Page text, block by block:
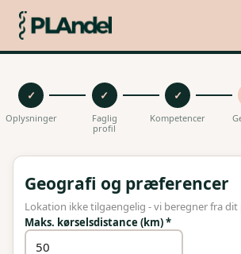
✓
Oplysninger
✓
Faglig
profil
✓
Kompetencer
Geografi og præferencer
Lokation ikke tilgaengelig - vi beregner fra
Maks. kørselsdistance (km)*